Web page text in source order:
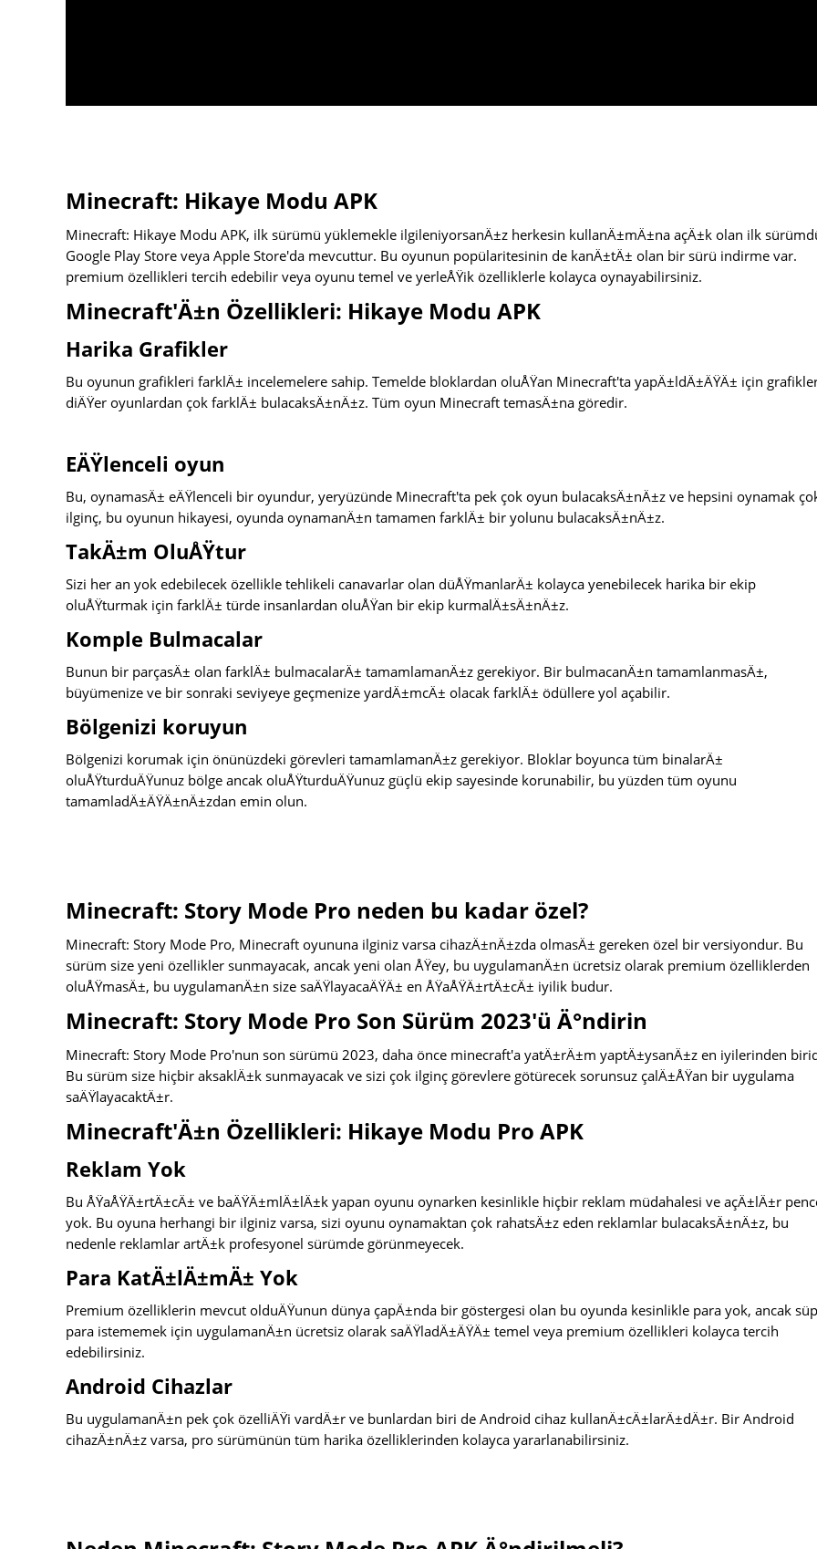
Minecraft: Hikaye Modu APK
Minecraft: Hikaye Modu APK, ilk sürümü yüklemekle ilgileniyorsanÄ±z herkesin kullanÄ±mÄ±na açÄ±k olan ilk
Google Play Store veya Apple Store'da mevcuttur. Bu oyunun popülaritesinin de kanÄ±tÄ± olan bir sürü indirme var.
premium özellikleri tercih edebilir veya oyunu temel ve yerleÅŸik özelliklerle kolayca oynayabilirsiniz.
Minecraft'Ä±n Özellikleri: Hikaye Modu APK
Harika Grafikler
Bu oyunun grafikleri farklÄ± incelemelere sahip. Temelde bloklardan oluÅŸan Minecraft'ta yapÄ±ldÄ±ÄŸÄ± için
diÄŸer oyunlardan çok farklÄ± bulacaksÄ±nÄ±z. Tüm oyun Minecraft temasÄ±na göredir.
EÄŸlenceli oyun
Bu, oynamasÄ± eÄŸlenceli bir oyundur, yeryüzünde Minecraft'ta pek çok oyun bulacaksÄ±nÄ±z ve hepsini oynamak
ilginç, bu oyunun hikayesi, oyunda oynamanÄ±n tamamen farklÄ± bir yolunu bulacaksÄ±nÄ±z.
TakÄ±m OluÅŸtur
Sizi her an yok edebilecek özellikle tehlikeli canavarlar olan düÅŸmanlarÄ± kolayca yenebilecek harika bir ekip
oluÅŸturmak için farklÄ± türde insanlardan oluÅŸan bir ekip kurmalÄ±sÄ±nÄ±z.
Komple Bulmacalar
Bunun bir parçasÄ± olan farklÄ± bulmacalarÄ± tamamlamanÄ±z gerekiyor. Bir bulmacanÄ±n tamamlanmasÄ±,
büyümenize ve bir sonraki seviyeye geçmenize yardÄ±mcÄ± olacak farklÄ± ödüllere yol açabilir.
Bölgenizi koruyun
Bölgenizi korumak için önünüzdeki görevleri tamamlamanÄ±z gerekiyor. Bloklar boyunca tüm binalarÄ±
oluÅŸturduÄŸunuz bölge ancak oluÅŸturduÄŸunuz güçlü ekip sayesinde korunabilir, bu yüzden tüm oyunu
tamamladÄ±ÄŸÄ±nÄ±zdan emin olun.
Minecraft: Story Mode Pro neden bu kadar özel?
Minecraft: Story Mode Pro, Minecraft oyununa ilginiz varsa cihazÄ±nÄ±zda olmasÄ± gereken özel bir versiyondur. Bu
sürüm size yeni özellikler sunmayacak, ancak yeni olan ÅŸey, bu uygulamanÄ±n ücretsiz olarak premium özelliklerden
oluÅŸmasÄ±, bu uygulamanÄ±n size saÄŸlayacaÄŸÄ± en ÅŸaÅŸÄ±rtÄ±cÄ± iyilik budur.
Minecraft: Story Mode Pro Son Sürüm 2023'ü Ä°ndirin
Minecraft: Story Mode Pro'nun son sürümü 2023, daha önce minecraft'a yatÄ±rÄ±m yaptÄ±ysanÄ±z en iyilerinden
Bu sürüm size hiçbir aksaklÄ±k sunmayacak ve sizi çok ilginç görevlere götürecek sorunsuz çalÄ±ÅŸan bir uygulama
saÄŸlayacaktÄ±r.
Minecraft'Ä±n Özellikleri: Hikaye Modu Pro APK
Reklam Yok
Bu ÅŸaÅŸÄ±rtÄ±cÄ± ve baÄŸÄ±mlÄ±lÄ±k yapan oyunu oynarken kesinlikle hiçbir reklam müdahalesi ve açÄ±lÄ±r
yok. Bu oyuna herhangi bir ilginiz varsa, sizi oyunu oynamaktan çok rahatsÄ±z eden reklamlar bulacaksÄ±nÄ±z, bu
nedenle reklamlar artÄ±k profesyonel sürümde görünmeyecek.
Para KatÄ±lÄ±mÄ± Yok
Premium özelliklerin mevcut olduÄŸunun dünya çapÄ±nda bir göstergesi olan bu oyunda kesinlikle para yok, ancak
para istememek için uygulamanÄ±n ücretsiz olarak saÄŸladÄ±ÄŸÄ± temel veya premium özellikleri kolayca tercih
edebilirsiniz.
Android Cihazlar
Bu uygulamanÄ±n pek çok özelliÄŸi vardÄ±r ve bunlardan biri de Android cihaz kullanÄ±cÄ±larÄ±dÄ±r. Bir Android
cihazÄ±nÄ±z varsa, pro sürümünün tüm harika özelliklerinden kolayca yararlanabilirsiniz.